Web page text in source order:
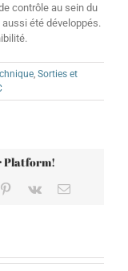
contrôle au sein du
été développés.
Sorties et
Platform!
Pinterest
Vk Email